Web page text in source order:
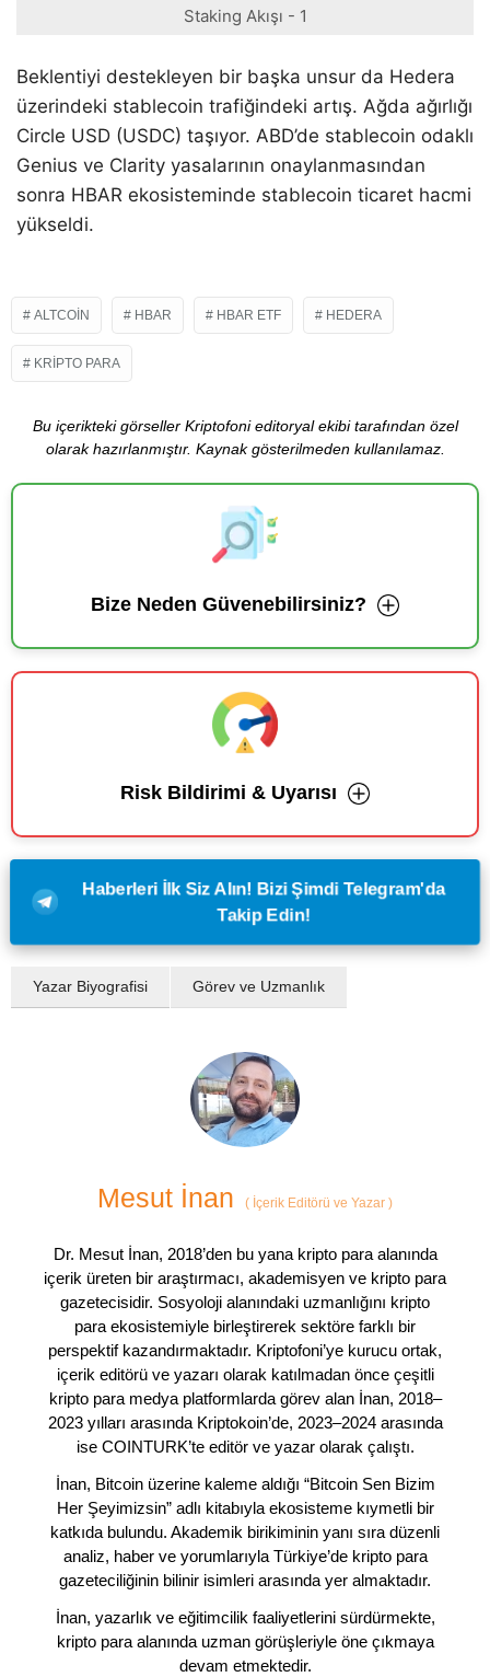
Staking Akışı - 1
Beklentiyi destekleyen bir başka unsur da Hedera
üzerindeki stablecoin trafiğindeki artış. Ağda ağırlığı
Circle USD (USDC) taşıyor. ABD’de stablecoin odaklı
Genius ve Clarity yasalarının onaylanmasından
sonra HBAR ekosisteminde stablecoin ticaret hacmi
yükseldi.
ALTCOIN HBAR HBAR ETF HEDERA
KRIPTO PARA
Bu içerikteki görseller Kriptofoni editoryal ekibi tarafından özel
olarak hazırlanmıştır. Kaynak gösterilmeden kullanılamaz.
Bize Neden Güvenebilirsiniz?
Risk Bildirimi & Uyarısı
Haberleri İlk Siz Alın! Bizi Şimdi Telegram'da
Takip Edin!
Yazar Biyografisi Görev ve Uzmanlık
Mesut İnan ( İçerik Editörü ve Yazar )
Dr. Mesut İnan, 2018’den bu yana kripto para alanında
içerik üreten bir araştırmacı, akademisyen ve kripto para
gazetecisidir. Sosyoloji alanındaki uzmanlığını kripto
para ekosistemiyle birleştirerek sektöre farklı bir
perspektif kazandırmaktadır. Kriptofoni’ye kurucu ortak,
içerik editörü ve yazarı olarak katılmadan önce çeşitli
kripto para medya platformlarda görev alan İnan, 2018–
2023 yılları arasında Kriptokoin’de, 2023–2024 arasında
ise COINTURK’te editör ve yazar olarak çalıştı.
İnan, Bitcoin üzerine kaleme aldığı “Bitcoin Sen Bizim
Her Şeyimizsin” adlı kitabıyla ekosisteme kıymetli bir
katkıda bulundu. Akademik birikiminin yanı sıra düzenli
analiz, haber ve yorumlarıyla Türkiye’de kripto para
gazeteciliğinin bilinir isimleri arasında yer almaktadır.
İnan, yazarlık ve eğitimcilik faaliyetlerini sürdürmekte,
kripto para alanında uzman görüşleriyle öne çıkmaya
devam etmektedir.